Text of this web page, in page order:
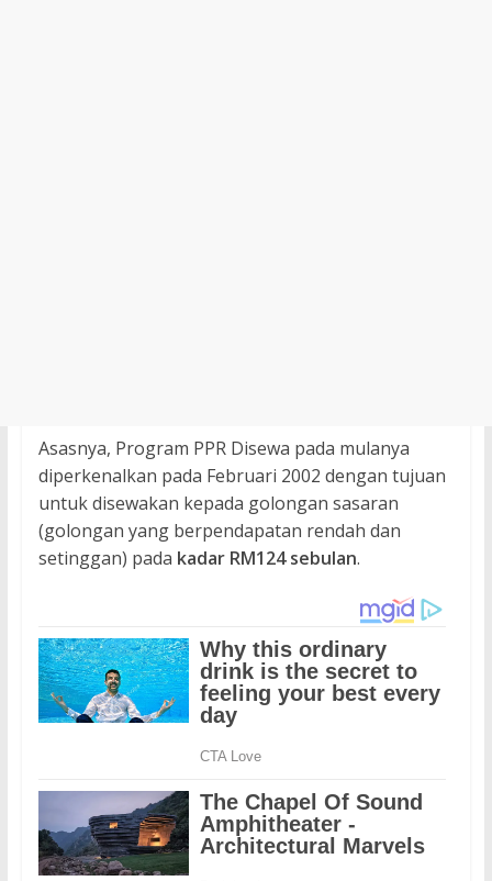
Asasnya, Program PPR Disewa pada mulanya
diperkenalkan pada Februari 2002 dengan tujuan
untuk disewakan kepada golongan sasaran
(golongan yang berpendapatan rendah dan
setinggan) pada kadar RM124 sebulan.